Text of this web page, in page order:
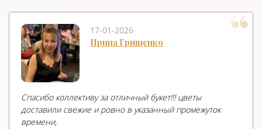
17-01-2026
Ирина Грищенко
Спасибо коллективу за отличный букет!!! цветы
доставили свежие и ровно в указанный промежуток
времени,